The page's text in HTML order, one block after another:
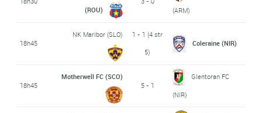
(ROU)
(ARM)
18h45
NK Maribor (SLO)
1 - 1 (4 str
5)
Coleraine (NIR)
18h45
Motherwell FC (SCO)
5 - 1
Glentoran FC
(NIR)